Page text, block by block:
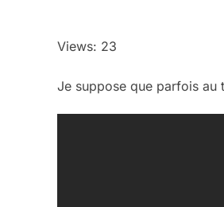
Views: 23
Je suppose que parfois au